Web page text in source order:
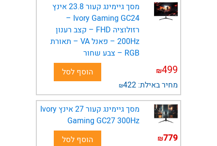
מסך גיימינג קעור 23.8 אינץ
Ivory Gaming GC24 –
רזולוציה FHD – קצב רענון
200Hz – פאנל VA – תאורת
RGB – צבע שחור
499
₪
מחיר באילת: 422
₪
הוסף לסל
מסך גיימינג קעור 27 אינץ Ivory
Gaming GC27 300Hz
779
₪ הוסף לסל